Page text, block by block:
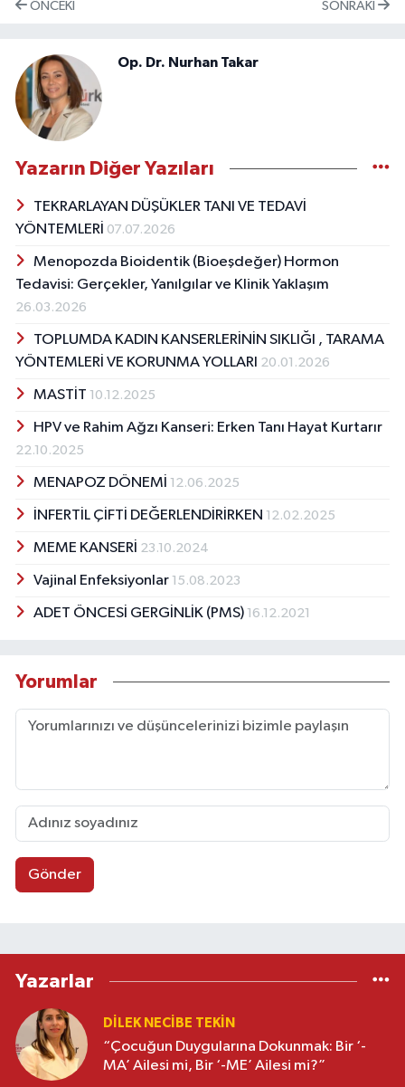
ÖNCEKI SONRAKI
Op. Dr. Nurhan Takar
Yazarın Diğer Yazıları
TEKRARLAYAN DÜŞÜKLER TANI VE TEDAVİ
YÖNTEMLERİ 07.07.2026
Menopozda Bioidentik (Bioeşdeğer) Hormon
Tedavisi: Gerçekler, Yanılgılar ve Klinik Yaklaşım
26.03.2026
TOPLUMDA KADIN KANSERLERİNİN SIKLIĞI , TARAMA
YÖNTEMLERİ VE KORUNMA YOLLARI 20.01.2026
MASTİT 10.12.2025
HPV ve Rahim Ağzı Kanseri: Erken Tanı Hayat Kurtarır
22.10.2025
MENAPOZ DÖNEMİ 12.06.2025
İNFERTİL ÇİFTİ DEĞERLENDİRİRKEN 12.02.2025
MEME KANSERİ 23.10.2024
Vajinal Enfeksiyonlar 15.08.2023
ADET ÖNCESİ GERGİNLİK (PMS) 16.12.2021
Yorumlar
Gönder
Yazarlar
DILEK NECIBE TEKIN
“Çocuğun Duygularına Dokunmak: Bir ‘-
MA’ Ailesi mi, Bir ‘-ME’ Ailesi mi?”